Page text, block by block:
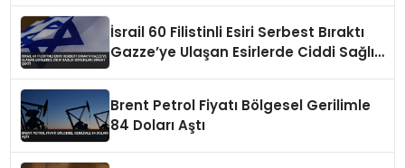
İsrail 60 Filistinli Esiri Serbest Bıraktı
Gazze’ye Ulaşan Esirlerde Ciddi Sağlık
Brent Petrol Fiyatı Bölgesel Gerilimle
84 Doları Aştı